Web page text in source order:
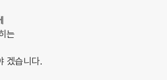
는
겠습니다.